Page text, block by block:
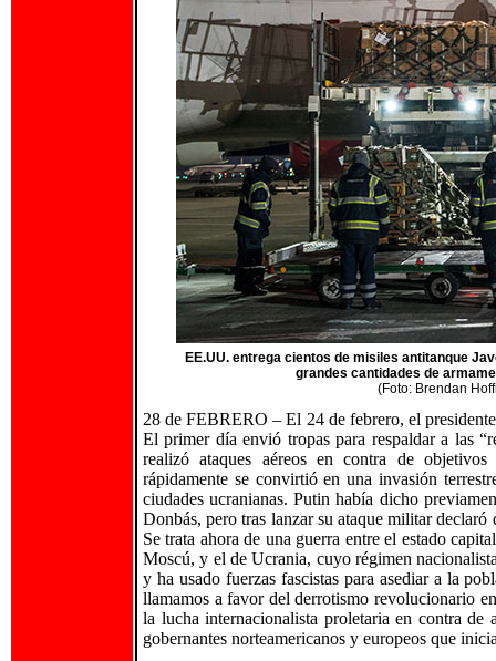
EE.UU. entrega cientos de misiles antitanque
grandes cantidades de
(Foto: Brendan
28 de FEBRERO – El 24 de febrero, el
El primer día envió tropas para respaldar a las
realizó ataques aéreos en contra de
rápidamente se convirtió en una invasión
ciudades ucranianas. Putin había dicho
Donbás, pero tras lanzar su ataque militar
Se trata ahora de una guerra entre el estado
Moscú, y el de Ucrania, cuyo régimen
y ha usado fuerzas fascistas para asediar a la
llamamos a favor del derrotismo revolucionario
la lucha internacionalista proletaria en contra de
gobernantes norteamericanos y europeos que